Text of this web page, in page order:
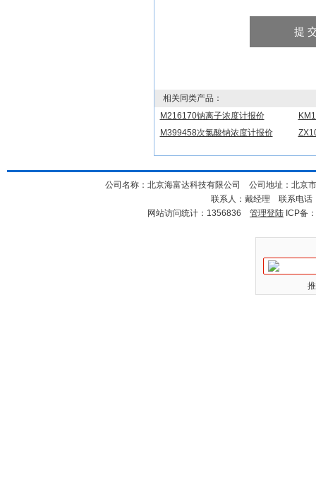
相关同类产品：
M216170钠离子浓度计报价
M399458次氯酸钠浓度计报价
公司名称：北京海富达科技有限公司 公司地址：北京
联系人：戴经理 联系电
网站访问统计：1356836 管理登陆 ICP备：